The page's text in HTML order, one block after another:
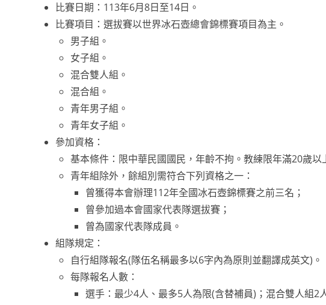
比賽日期：113年6月8日至14日。
比賽項目：選拔賽以世界冰石壺總會錦標賽項目為主。
男子組。
女子組。
混合雙人組。
混合組。
青年男子組。
青年女子組。
參加資格：
基本條件：限中華民國國民，年齡不拘。教練限年滿20歲以
青年組除外，餘組別需符合下列資格之一：
曾獲得本會辦理112年全國冰石壺錦標賽之前三名；
曾參加過本會國家代表隊選拔賽；
曾為國家代表隊成員。
組隊規定：
自行組隊報名(隊伍名稱最多以6字內為原則並翻譯成英文)。
每隊報名人數：
選手：最少4人、最多5人為限(含替補員)；混合雙人組2